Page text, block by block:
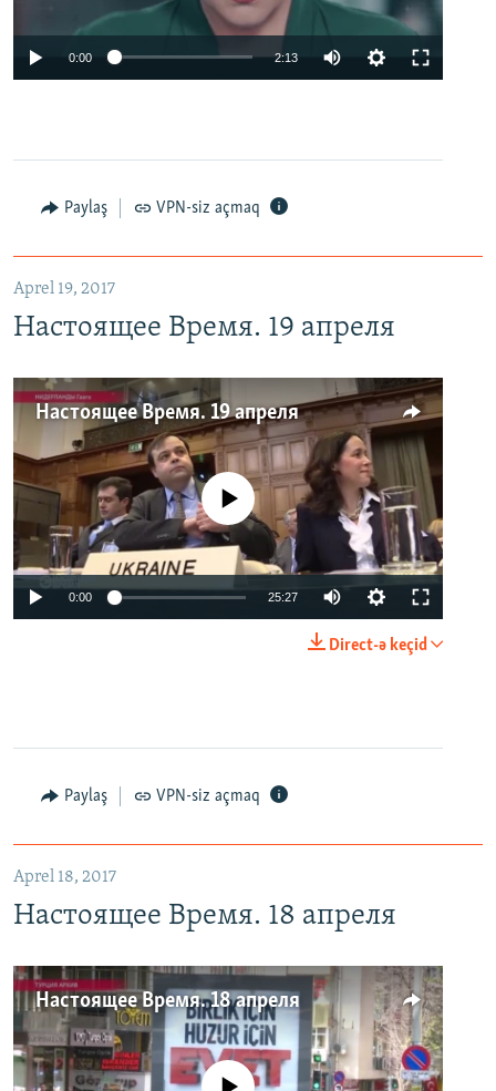
0:00 2:13
Paylaş VPN-siz açmaq
Aprel 19, 2017
Настоящее Время. 19 апреля
Настоящее Время. 19 апреля
No media source currently available
0:00 25:27
Direct-ə keçid
Paylaş VPN-siz açmaq
Aprel 18, 2017
Настоящее Время. 18 апреля
Настоящее Время. 18 апреля